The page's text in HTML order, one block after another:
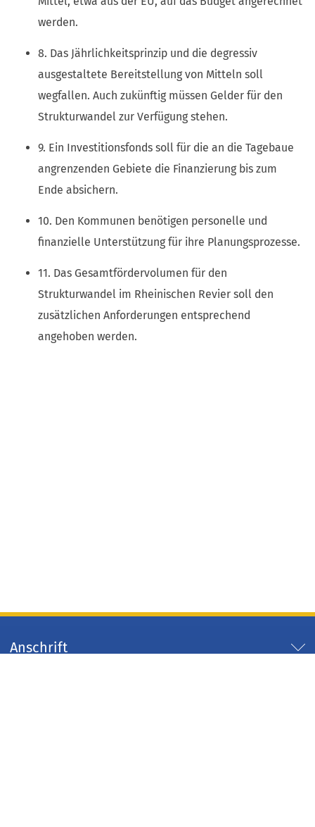
werden.
8. Das Jährlichkeitsprinzip und die degressiv
ausgestaltete Bereitstellung von Mitteln soll
wegfallen. Auch zukünftig müssen Gelder für den
Strukturwandel zur Verfügung stehen.
9. Ein Investitionsfonds soll für die an die Tagebaue
angrenzenden Gebiete die Finanzierung bis zum
Ende absichern.
10. Den Kommunen benötigen personelle und
finanzielle Unterstützung für ihre Planungsprozesse.
11. Das Gesamtfördervolumen für den
Strukturwandel im Rheinischen Revier soll den
zusätzlichen Anforderungen entsprechend
angehoben werden.
Anschrift